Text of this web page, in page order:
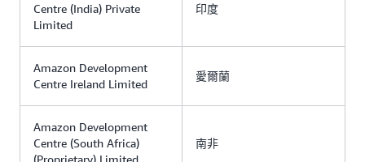
Centre (India) Private
Limited
印度
Amazon Development
Centre Ireland Limited
愛爾蘭
Amazon Development
Centre (South Africa)
(Proprietary) Limited
南非